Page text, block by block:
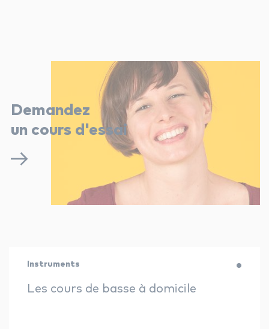
Demandez
un cours d'essai
Instruments
Les cours de basse à domicile